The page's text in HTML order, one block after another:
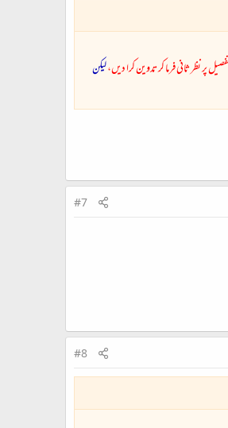
پر نظر ثانی فرما کر تدوین کرا دیں،لیکن
#7
#8